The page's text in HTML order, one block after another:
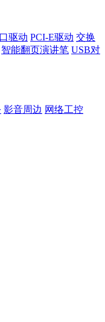
驱动 PCI-E驱动 交换
智能翻页演讲笔 USB对
影音周边 网络工控